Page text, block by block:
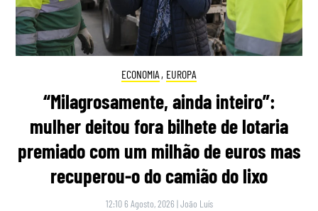
ECONOMIA , EUROPA
“Milagrosamente, ainda inteiro”:
mulher deitou fora bilhete de lotaria
premiado com um milhão de euros mas
recuperou-o do camião do lixo
12:10 6 Agosto, 2026 |João Luís